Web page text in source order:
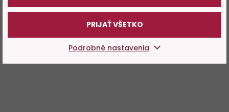
PRIJAŤ VŠETKO
Podrobné nastavenia